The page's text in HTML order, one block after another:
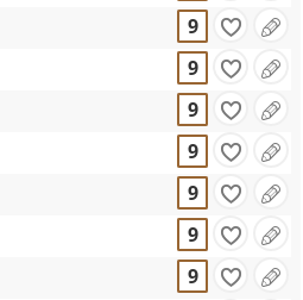
9
9
9
9
9
9
9